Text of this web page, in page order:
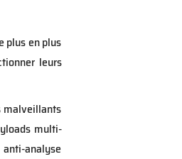
plus en plus
leurs
malveillants
multi-
analyse